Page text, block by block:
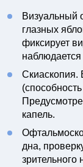
Визуальный
глазных
фиксирует
наблюдается
Скиаскопия.
капель.
дна,
зрительного